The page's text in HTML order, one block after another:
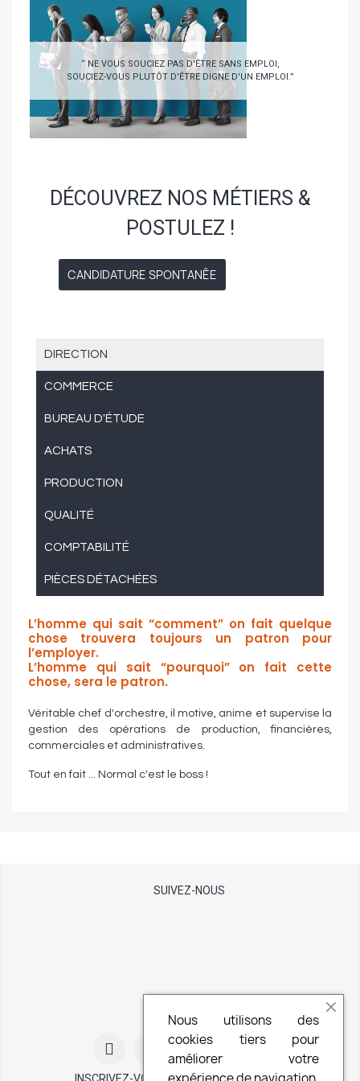
“ NE VOUS SOUCIEZ PAS D'ÊTRE SANS EMPLOI,
SOUCIEZ-VOUS PLUTÔT D'ÊTRE DIGNE D'UN EMPLOI.”
DÉCOUVREZ NOS MÉTIERS &
POSTULEZ !
CANDIDATURE SPONTANÊE
DIRECTION
COMMERCE
BUREAU D'ÉTUDE
ACHATS
PRODUCTION
QUALITÉ
COMPTABILITÉ
PIÈCES DÉTACHÉES
L’homme qui sait “comment” on fait quelque
chose trouvera toujours un patron pour
l’employer.
L’homme qui sait “pourquoi” on fait cette
chose, sera le patron.
Véritable chef d'orchestre, il motive, anime et supervise la
gestion des opérations de production, financières,
commerciales et administratives.
Tout en fait ... Normal c'est le boss !
SUIVEZ-NOUS
Nous utilisons des
cookies tiers pour
améliorer votre